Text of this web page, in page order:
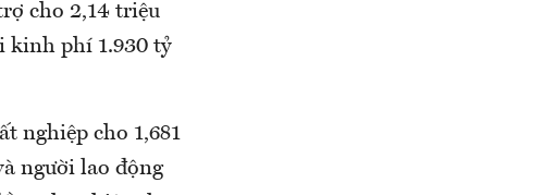
cho 2,14 triệu
kinh phí 1.930 tỷ
nghiệp cho 1,681
người lao động